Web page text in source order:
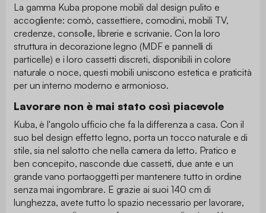
La gamma Kuba propone mobili dal design pulito e
accogliente: comò, cassettiere, comodini, mobili TV,
credenze, consolle, librerie e scrivanie. Con la loro
struttura in decorazione legno (MDF e pannelli di
particelle) e i loro cassetti discreti, disponibili in colore
naturale o noce, questi mobili uniscono estetica e praticità
per un interno moderno e armonioso.
Lavorare non è mai stato così piacevole
Kuba, è l'angolo ufficio che fa la differenza a casa. Con il
suo bel design effetto legno, porta un tocco naturale e di
stile, sia nel salotto che nella camera da letto. Pratico e
ben concepito, nasconde due cassetti, due ante e un
grande vano portaoggetti per mantenere tutto in ordine
senza mai ingombrare. E grazie ai suoi 140 cm di
lunghezza, avete tutto lo spazio necessario per lavorare,